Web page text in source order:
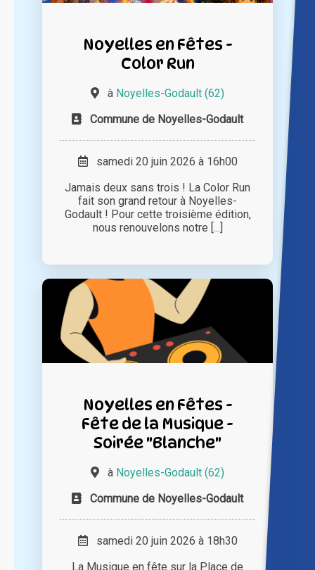
Noyelles en Fêtes -
Color Run
à Noyelles-Godault (62)
Commune de Noyelles-Godault
samedi 20 juin 2026 à 16h00
Jamais deux sans trois ! La Color Run
fait son grand retour à Noyelles-
Godault ! Pour cette troisième édition,
nous renouvelons notre [...]
Noyelles en Fêtes -
Fête de la Musique -
Soirée "Blanche"
à Noyelles-Godault (62)
Commune de Noyelles-Godault
samedi 20 juin 2026 à 18h30
La Musique en fête sur la Place de